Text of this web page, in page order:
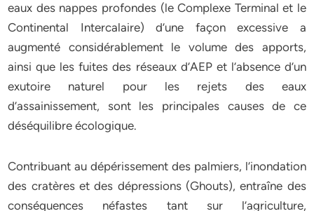
eaux des nappes profondes (le Complexe Terminal et le
Continental Intercalaire) d’une façon excessive a
augmenté considérablement le volume des apports,
ainsi que les fuites des réseaux d’AEP et l’absence d’un
exutoire naturel pour les rejets des eaux
d’assainissement, sont les principales causes de ce
déséquilibre écologique.
Contribuant au dépérissement des palmiers, l’inondation
des cratères et des dépressions (Ghouts), entraîne des
conséquences néfastes tant sur l’agriculture,